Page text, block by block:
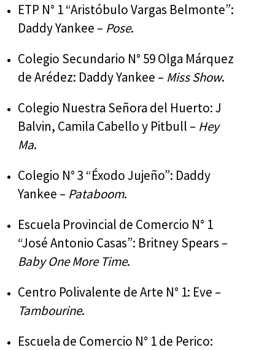
ETP N° 1 “Aristóbulo Vargas Belmonte”:
Daddy Yankee – Pose.
Colegio Secundario N° 59 Olga Márquez
de Arédez: Daddy Yankee – Miss Show.
Colegio Nuestra Señora del Huerto: J
Balvin, Camila Cabello y Pitbull – Hey
Ma.
Colegio N° 3 “Éxodo Jujeño”: Daddy
Yankee – Pataboom.
Escuela Provincial de Comercio N° 1
“José Antonio Casas”: Britney Spears –
Baby One More Time.
Centro Polivalente de Arte N° 1: Eve –
Tambourine.
Escuela de Comercio N° 1 de Perico: